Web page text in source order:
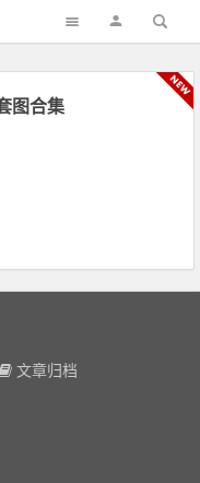
图合集
文章归档